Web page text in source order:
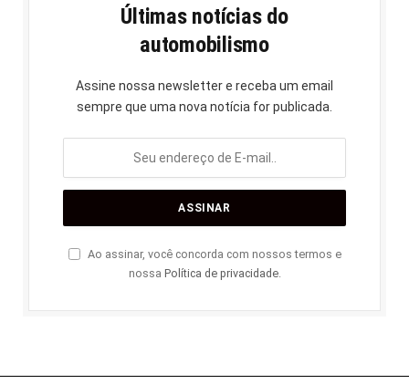
Últimas notícias do
automobilismo
Assine nossa newsletter e receba um email
sempre que uma nova notícia for publicada.
Ao assinar, você concorda com nossos termos e
nossa Política de privacidade.